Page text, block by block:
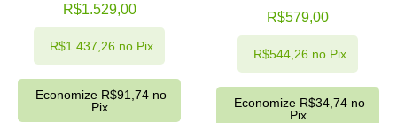
R$1.529,00
R$1.437,26 no Pix
Economize R$91,74 no
Pix
R$579,00
R$544,26 no Pix
Economize R$34,74 no
Pix